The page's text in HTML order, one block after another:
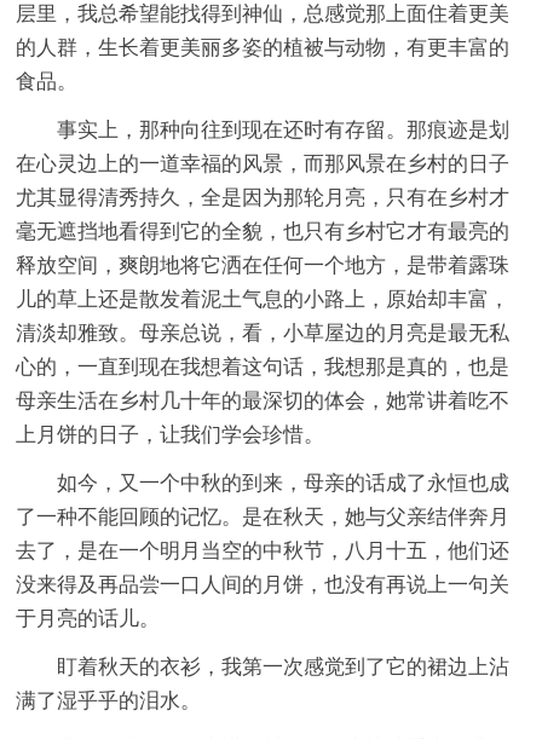
层里，我总希望能找得到神仙，总感觉那上面住着更美
的人群，生长着更美丽多姿的植被与动物，有更丰富的
食品。
事实上，那种向往到现在还时有存留。那痕迹是划
在心灵边上的一道幸福的风景，而那风景在乡村的日子
尤其显得清秀持久，全是因为那轮月亮，只有在乡村才
毫无遮挡地看得到它的全貌，也只有乡村它才有最亮的
释放空间，爽朗地将它洒在任何一个地方，是带着露珠
儿的草上还是散发着泥土气息的小路上，原始却丰富，
清淡却雅致。母亲总说，看，小草屋边的月亮是最无私
心的，一直到现在我想着这句话，我想那是真的，也是
母亲生活在乡村几十年的最深切的体会，她常讲着吃不
上月饼的日子，让我们学会珍惜。
如今，又一个中秋的到来，母亲的话成了永恒也成
了一种不能回顾的记忆。是在秋天，她与父亲结伴奔月
去了，是在一个明月当空的中秋节，八月十五，他们还
没来得及再品尝一口人间的月饼，也没有再说上一句关
于月亮的话儿。
盯着秋天的衣衫，我第一次感觉到了它的裙边上沾
满了湿乎乎的泪水。